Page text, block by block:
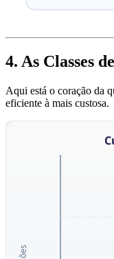
4. As Classes
Aqui está o coração da
eficiente à mais custosa.